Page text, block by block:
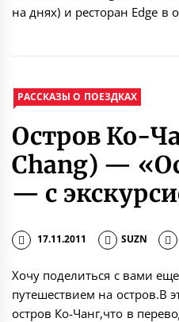
на днях) и ресторан Edge в
РАССКАЗЫ О ПОЕЗДКАХ
Остров Ко-
Chang) —
— с
17.11.2011 SUZN
Хочу поделиться с вами
путешествием на остров.В
остров Ко-Чанг,что в